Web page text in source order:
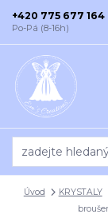
+420 775 677 164
Po-Pá (8-16h)
Úvod KRYSTALY